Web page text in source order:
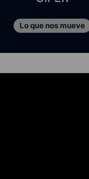
Lo que nos mueve